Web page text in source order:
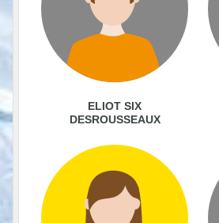
ELIOT SIX
DESROUSSEAUX